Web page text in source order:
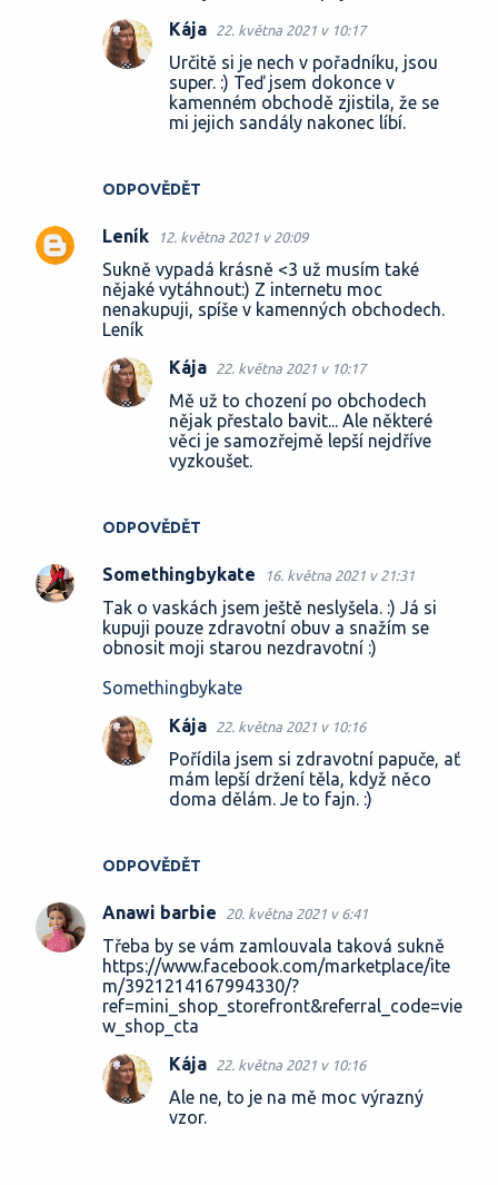
ODPOVĚDĚT
Kája 22. května 2021 v 10:17
Určitě si je nech v pořadníku, jsou
super. :) Teď jsem dokonce v
kamenném obchodě zjistila, že se
mi jejich sandály nakonec líbí.
Leník 12. května 2021 v 20:09
Sukně vypadá krásně <3 už musím také
nějaké vytáhnout:) Z internetu moc
nenakupuji, spíše v kamenných obchodech.
Leník
ODPOVĚDĚT
Kája 22. května 2021 v 10:17
Mě už to chození po obchodech
nějak přestalo bavit... Ale některé
věci je samozřejmě lepší nejdříve
vyzkoušet.
Somethingbykate 16. května 2021 v 21:31
Tak o vaskách jsem ještě neslyšela. :) Já si
kupuji pouze zdravotní obuv a snažím se
obnosit moji starou nezdravotní :)
Somethingbykate
ODPOVĚDĚT
Kája 22. května 2021 v 10:16
Pořídila jsem si zdravotní papuče, ať
mám lepší držení těla, když něco
doma dělám. Je to fajn. :)
Anawi barbie 20. května 2021 v 6:41
Třeba by se vám zamlouvala taková sukně
https://www.facebook.com/marketplace/ite
m/3921214167994330/?
ref=mini_shop_storefront&referral_code=vie
w_shop_cta
Kája 22. května 2021 v 10:16
Ale ne, to je na mě moc výrazný
vzor.